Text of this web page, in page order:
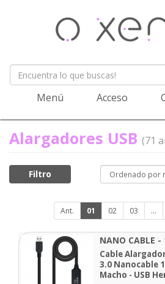
Menú Acceso
Alargadores USB (71
Filtro
Ant. 01 02 03 ...
NANO CABLE -
Cable
3.0 Nanocable
Macho - USB